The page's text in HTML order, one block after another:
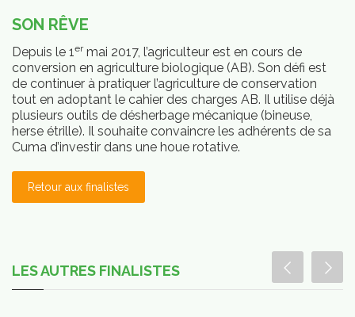
SON RÊVE
Depuis le 1ermai 2017, l’agriculteur est en cours de
conversion en agriculture biologique (AB). Son défi est
de continuer à pratiquer l’agriculture de conservation
tout en adoptant le cahier des charges AB. Il utilise déjà
plusieurs outils de désherbage mécanique (bineuse,
herse étrille). Il souhaite convaincre les adhérents de sa
Cuma d’investir dans une houe rotative.
Retour aux finalistes
LES AUTRES FINALISTES